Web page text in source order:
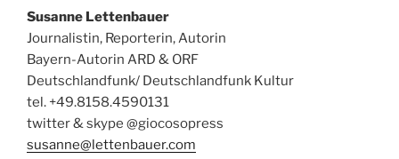
Susanne Lettenbauer
Journalistin, Reporterin, Autorin
Bayern-Autorin ARD & ORF
Deutschlandfunk/ Deutschlandfunk Kultur
tel. +49.8158.4590131
twitter & skype @giocosopress
susanne@lettenbauer.com